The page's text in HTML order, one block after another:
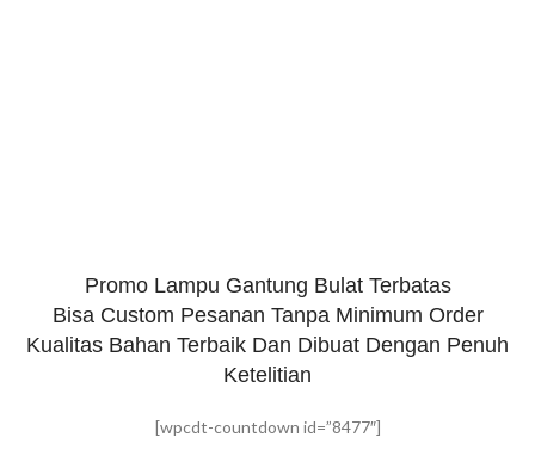
Promo Lampu Gantung Bulat Terbatas
Bisa Custom Pesanan Tanpa Minimum Order
Kualitas Bahan Terbaik Dan Dibuat Dengan Penuh
Ketelitian
[wpcdt-countdown id=”8477″]